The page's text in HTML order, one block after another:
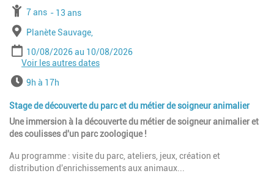
À partir de
7 ans Jusqu'à l'age de
13 ans
Lieu
Planète Sauvage,
Période
Date de début
10/08/2026 Date de fin
10/08/2026
Date de début
17/08/2026 Date de fin
17/08/2026
Date de début
12/08/2026
Date de début
19/08/2026 Date de fin
19/08/2026
Voir les autres dates
Horaires9h à 17h
Stage de découverte du parc et du métier de soigneur animalier
Une immersion à la découverte du métier de soigneur animalier et
des coulisses d'un parc zoologique !
Au programme : visite du parc, ateliers, jeux, création et
distribution d'enrichissements aux animaux...